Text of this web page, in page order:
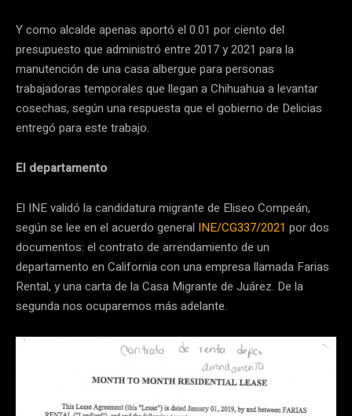
Y como alcalde apenas aportó el 0.01 por ciento del
presupuesto que administró entre 2017 y 2021 para la
manutención de una casa albergue para personas
trabajadoras temporales que llegan a Chihuahua a levantar
cosechas, según una respuesta que el gobierno de Delicias
entregó para este trabajo.
El departamento
El INE validó la candidatura migrante de Eliseo Compeán,
según se lee en el acuerdo general INE/CG337/2021 por dos
documentos: el contrato de arrendamiento de un
departamento en California con una empresa llamada Farias
Rental, y una carta de la Casa Migrante de Juárez. De la
segunda nos ocuparemos más adelante.